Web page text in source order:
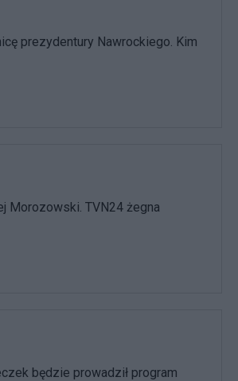
prezydentury Nawrockiego. Kim
Morozowski. TVN24 żegna
będzie prowadził program